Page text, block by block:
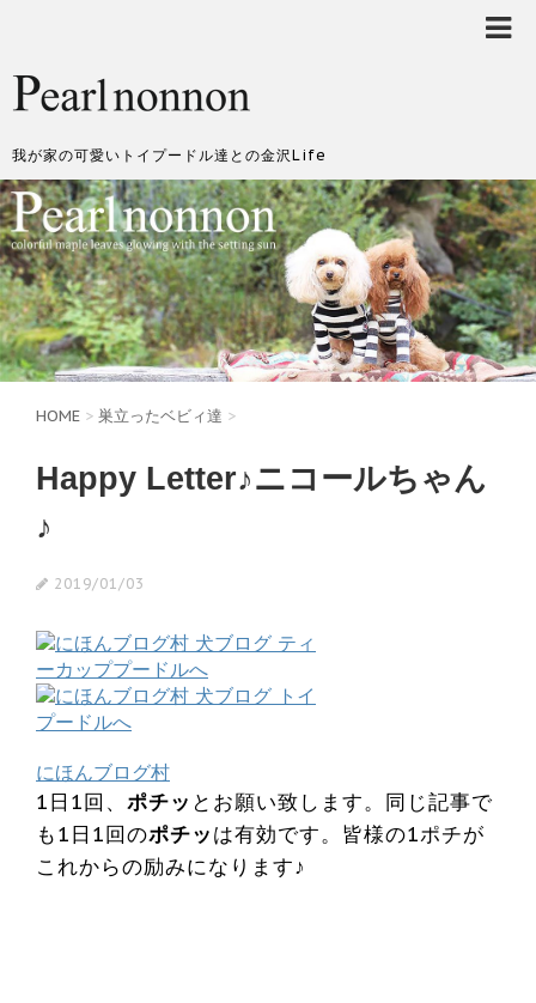
我が家の可愛いトイプードル達との金沢Life
HOME > 巣立ったベビィ達 >
Happy Letter♪ニコールちゃん
♪
2019/01/03
にほんブログ村
1日1回、 ポチッ とお願い致します。同じ記事で
も1日1回のポチッは有効です。皆様の1ポチが
これからの励みになります♪